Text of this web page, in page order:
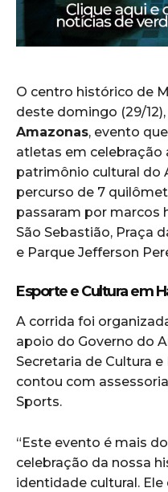
O centro histórico de
deste domingo (29/12),
Amazonas, evento
atletas em celebração
patrimônio cultural do
percurso de 7
passaram por marcos
São Sebastião, Praça
e Parque Jefferson
Esporte e Cultura em
A corrida foi
apoio do Governo do
Secretaria de Cultura
contou com
Sports.
“Este evento é mais
celebração da nossa
identidade cultural.